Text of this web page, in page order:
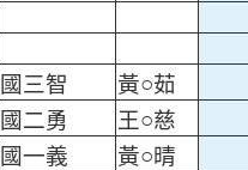
國三智
黃○茹
國二勇 王○慈
國一義 黃○晴